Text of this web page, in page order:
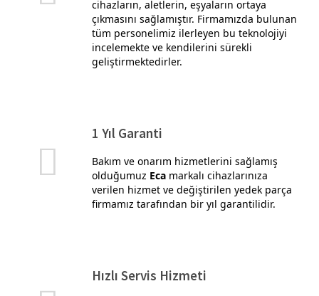
cihazların, aletlerin, eşyaların ortaya
çıkmasını sağlamıştır. Firmamızda bulunan
tüm personelimiz ilerleyen bu teknolojiyi
incelemekte ve kendilerini sürekli
geliştirmektedirler.
1 Yıl Garanti
Bakım ve onarım hizmetlerini sağlamış
olduğumuz Eca markalı cihazlarınıza
verilen hizmet ve değiştirilen yedek parça
firmamız tarafından bir yıl garantilidir.
Hızlı Servis Hizmeti